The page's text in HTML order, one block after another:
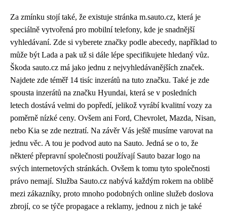
Za zmínku stojí také, že existuje stránka m.sauto.cz, která je
speciálně vytvořená pro mobilní telefony, kde je snadnější
vyhledávaní. Zde si vyberete značky podle abecedy, například to
může být Lada a pak už si dále lépe specifikujete hledaný vůz.
Škoda sauto.cz má jako jednu z nejvyhledávanějších značek.
Najdete zde téměř 14 tisíc inzerátů na tuto značku. Také je zde
spousta inzerátů na značku Hyundai, která se v posledních
letech dostává velmi do popředí, jelikož vyrábí kvalitní vozy za
poměrně nízké ceny. Ovšem ani Ford, Chevrolet, Mazda, Nisan,
nebo Kia se zde neztratí. Na závěr Vás ještě musíme varovat na
jednu věc. A tou je podvod auto na Sauto. Jedná se o to, že
některé přepravní společnosti používají Sauto bazar logo na
svých internetových stránkách. Ovšem k tomu tyto společnosti
právo nemají. Služba Sauto.cz nabývá každým rokem na oblibě
mezi zákazníky, proto mnoho podobných online služeb doslova
zbrojí, co se týče propagace a reklamy, jednou z nich je také